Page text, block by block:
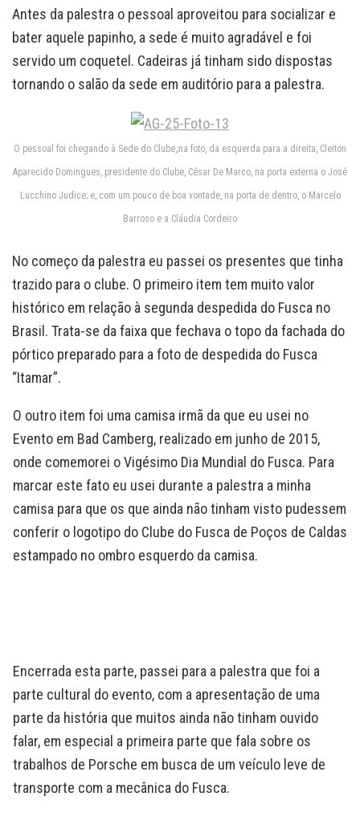
Antes da palestra o pessoal aproveitou para socializar e
bater aquele papinho, a sede é muito agradável e foi
servido um coquetel. Cadeiras já tinham sido dispostas
tornando o salão da sede em auditório para a palestra.
O pessoal foi chegando à Sede do Clube,;na foto, da esquerda para a direita, Cleiton
Aparecido Domingues, presidente do Clube, César De Marco, na porta externa o José
Lucchino Judice; e, com um pouco de boa vontade, na porta de dentro, o Marcelo
Barroso e a Cláudia Cordeiro
No começo da palestra eu passei os presentes que tinha
trazido para o clube. O primeiro item tem muito valor
histórico em relação à segunda despedida do Fusca no
Brasil. Trata-se da faixa que fechava o topo da fachada do
pórtico preparado para a foto de despedida do Fusca
“Itamar”.
O outro item foi uma camisa irmã da que eu usei no
Evento em Bad Camberg, realizado em junho de 2015,
onde comemorei o Vigésimo Dia Mundial do Fusca. Para
marcar este fato eu usei durante a palestra a minha
camisa para que os que ainda não tinham visto pudessem
conferir o logotipo do Clube do Fusca de Poços de Caldas
estampado no ombro esquerdo da camisa.
Encerrada esta parte, passei para a palestra que foi a
parte cultural do evento, com a apresentação de uma
parte da história que muitos ainda não tinham ouvido
falar, em especial a primeira parte que fala sobre os
trabalhos de Porsche em busca de um veículo leve de
transporte com a mecânica do Fusca.